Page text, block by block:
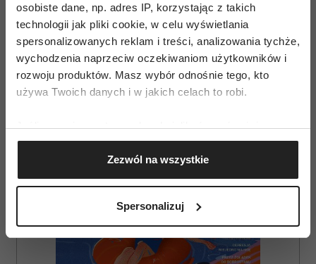
osobiste dane, np. adres IP, korzystając z takich
technologii jak pliki cookie, w celu wyświetlania
spersonalizowanych reklam i treści, analizowania tychże,
wychodzenia naprzeciw oczekiwaniom użytkowników i
rozwoju produktów. Masz wybór odnośnie tego, kto
używa Twoich danych i w jakich celach to robi.
Jeśli wyrazisz na to zgodę, chcielibyśmy również:
Gromadzić dane dotyczące Twojej lokalizacji
geograficznej z dokładnością nawet do kilku metrów
Identyfikować Twoje urządzenie, aktywnie
(fingerprinting, czyli wirtualny odcisk palca)
dane są przetwarzane oraz ustaw własne preferencje w
Zezwól na wszystkie
Spersonalizuj
AUTOPROMOCJA